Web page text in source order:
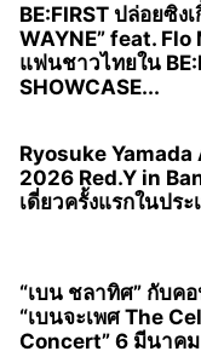
BE:FIRST ปล่อยซิง
WAYNE” feat.
แฟนชาวไทยใน
SHOWCASE...
Ryosuke Yamada
2026 Red.Y in
เดี่ยวครั้งแรกในประ
“เบน ชลาทิศ” กับค
“เบนจะเพศ The
Concert” 6 มีนาค